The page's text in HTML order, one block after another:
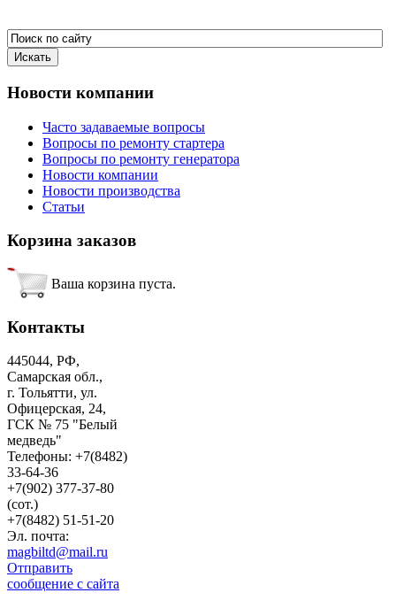
Новости компании
Часто задаваемые вопросы
Вопросы по ремонту стартера
Вопросы по ремонту генератора
Новости компании
Новости производства
Статьи
Корзина заказов
Ваша корзина пуста.
Контакты
445044, РФ,
Самарская обл.,
г. Тольятти, ул.
Офицерская, 24,
ГСК № 75 "Белый
медведь"
Телефоны: +7(8482)
33-64-36
+7(902) 377-37-80
(сот.)
+7(8482) 51-51-20
Эл. почта:
magbiltd@mail.ru
Отправить
сообщение с сайта